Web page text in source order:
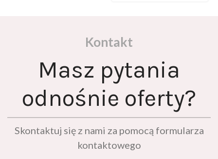
Kontakt
Masz pytania
odnośnie oferty?
Skontaktuj się z nami za pomocą formularza
kontaktowego